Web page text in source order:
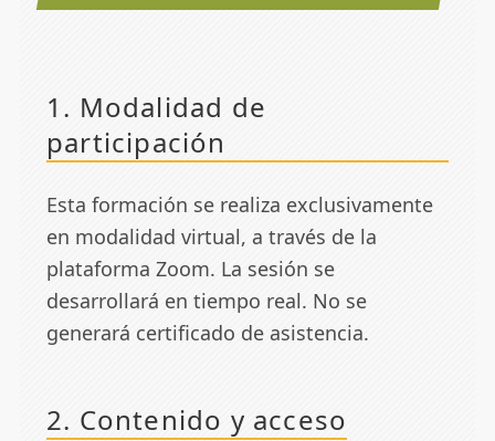
1. Modalidad de
participación
Esta formación se realiza exclusivamente
en modalidad virtual, a través de la
plataforma Zoom. La sesión se
desarrollará en tiempo real. No se
generará certificado de asistencia.
2. Contenido y acceso